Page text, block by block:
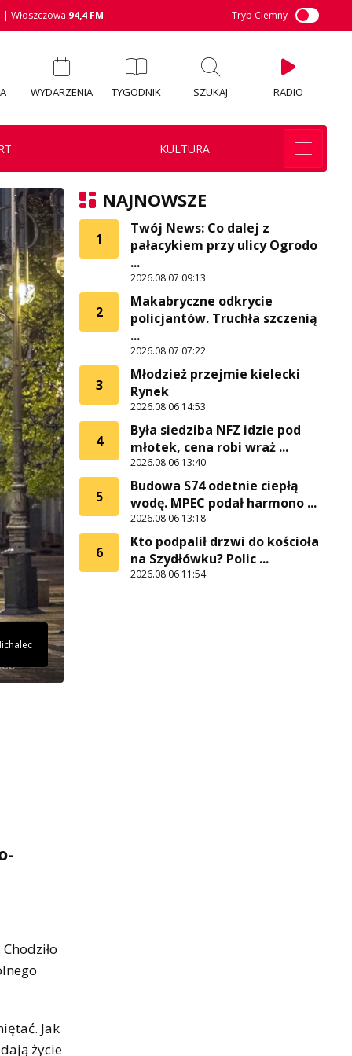
| Włoszczowa 94,4 FM Tryb Ciemny
WYDARZENIA TYGODNIK SZUKAJ RADIO
KULTURA
Jak
życie
NAJNOWSZE
1
Twój News: Co dalej z
pałacykiem przy ulicy Ogrodo
...
2026.08.07 09:13
2
Makabryczne odkrycie
policjantów. Truchła szczenią
...
2026.08.07 07:22
3
Młodzież przejmie kielecki
Rynek
2026.08.06 14:53
4
Była siedziba NFZ idzie pod
młotek, cena robi wraż ...
2026.08.06 13:40
5
Budowa S74 odetnie ciepłą
wodę. MPEC podał harmono ...
2026.08.06 13:18
6
Kto podpalił drzwi do kościoła
na Szydłówku? Polic ...
2026.08.06 11:54